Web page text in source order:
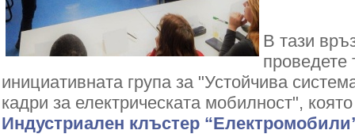
В тази
проведете
инициативната група за "Устойчива
кадри за електрическата мобилност",
Индустриален клъстер